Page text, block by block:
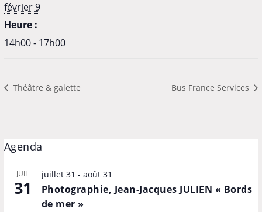
février 9
Heure :
14h00 - 17h00
Théâtre & galette Bus France Services
Agenda
JUIL
31
juillet 31 - août 31
Photographie, Jean-Jacques JULIEN « Bords
de mer »